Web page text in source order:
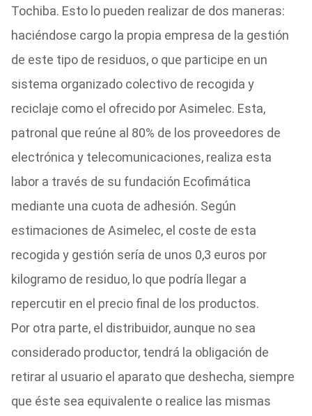
Tochiba. Esto lo pueden realizar de dos maneras:
haciéndose cargo la propia empresa de la gestión
de este tipo de residuos, o que participe en un
sistema organizado colectivo de recogida y
reciclaje como el ofrecido por Asimelec. Esta,
patronal que reúne al 80% de los proveedores de
electrónica y telecomunicaciones, realiza esta
labor a través de su fundación Ecofimática
mediante una cuota de adhesión. Según
estimaciones de Asimelec, el coste de esta
recogida y gestión sería de unos 0,3 euros por
kilogramo de residuo, lo que podría llegar a
repercutir en el precio final de los productos.
Por otra parte, el distribuidor, aunque no sea
considerado productor, tendrá la obligación de
retirar al usuario el aparato que deshecha, siempre
que éste sea equivalente o realice las mismas